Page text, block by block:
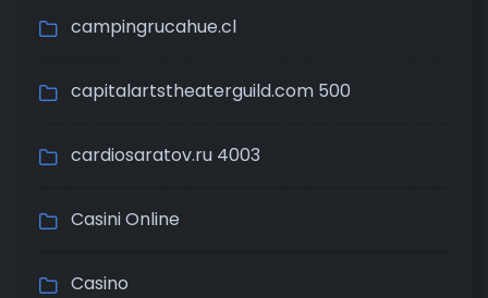
campingrucahue.cl
capitalartstheaterguild.com 500
cardiosaratov.ru 4003
Casini Online
Casino